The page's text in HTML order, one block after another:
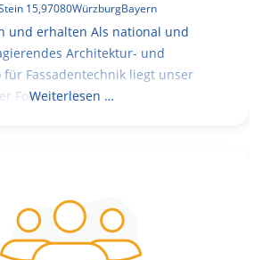
15,97080WürzburgBayern
und erhalten Als national und
Architektur- und
Fassadentechnik liegt unser
Fokus in der
Weiterlesen …